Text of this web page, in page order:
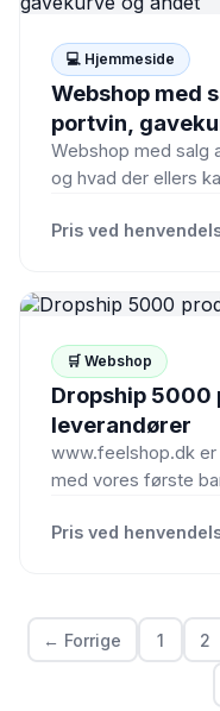
💻 Hjemmeside
Webshop med
portvin,
Webshop med salg
og hvad der ellers
Pris ved
🛒 Webshop
Dropship
leverandører
www.feelshop.dk
med vores første
Pris ved
← Forrige 1 2